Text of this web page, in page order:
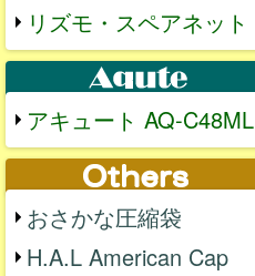
リズモ・スペアネット
アキュート AQ-C48ML
おさかな圧縮袋
H.A.L American Cap